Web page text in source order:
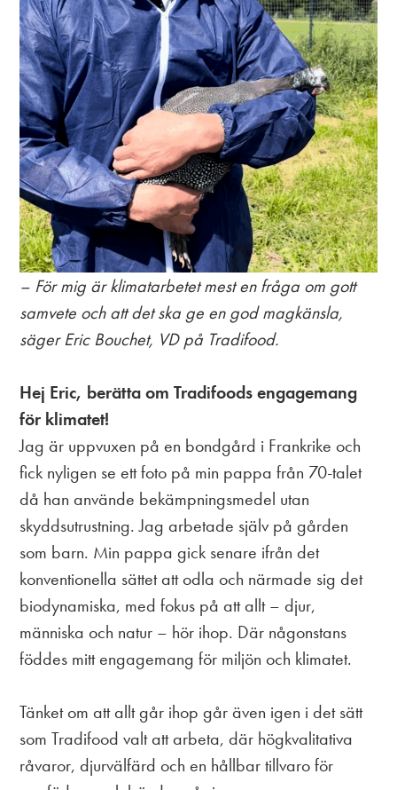
– För mig är klimatarbetet mest en fråga om gott
samvete och att det ska ge en god magkänsla,
säger Eric Bouchet, VD på Tradifood.
Hej Eric, berätta om Tradifoods engagemang
för klimatet!
Jag är uppvuxen på en bondgård i Frankrike och
fick nyligen se ett foto på min pappa från 70-talet
då han använde bekämpningsmedel utan
skyddsutrustning. Jag arbetade själv på gården
som barn. Min pappa gick senare ifrån det
konventionella sättet att odla och närmade sig det
biodynamiska, med fokus på att allt – djur,
människa och natur – hör ihop. Där någonstans
föddes mitt engagemang för miljön och klimatet.
Tänket om att allt går ihop går även igen i det sätt
som Tradifood valt att arbeta, där högkvalitativa
råvaror, djurvälfärd och en hållbar tillvaro för